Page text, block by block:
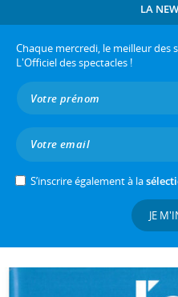
LA
Chaque mercredi, le meilleur des
L'Officiel des spectacles !
S’inscrire également à la
JE